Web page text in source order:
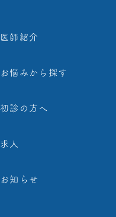
医師紹介
お悩みから探す
初診の方へ
求人
お知らせ